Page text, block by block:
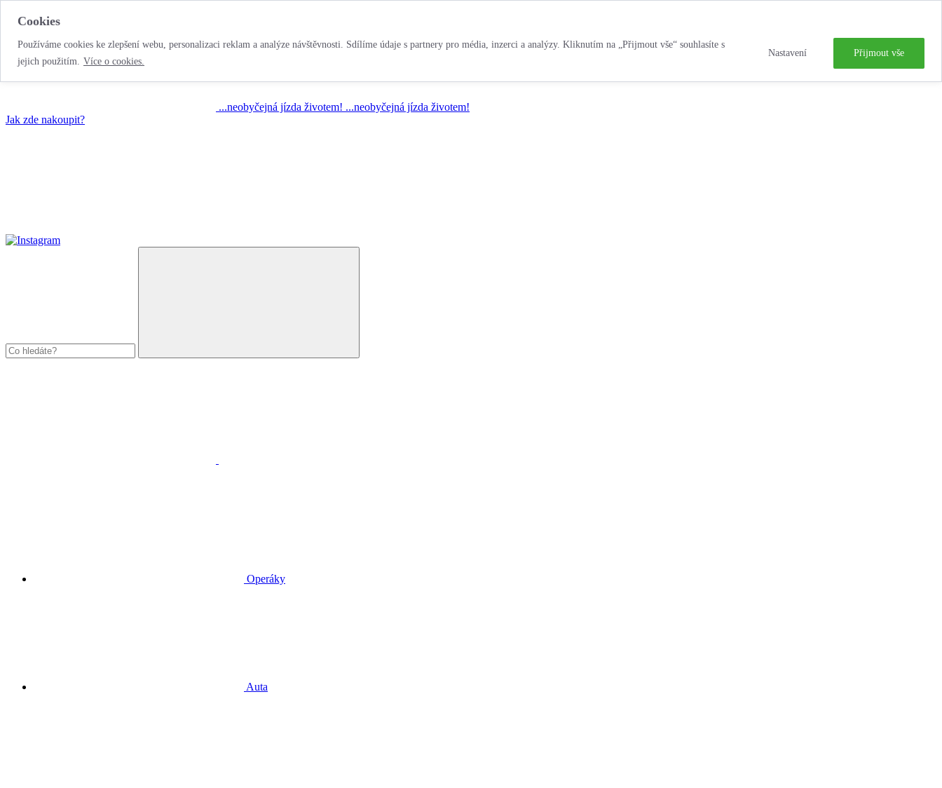
Cookies
Používáme cookies ke zlepšení webu, personalizaci reklam a analýze návštěvnosti. Sdílíme údaje s partnery pro média, inzerci a analýzy. Kliknutím na „Přijmout vše“ souhlasíte s
jejich použitím. Více o cookies.
Nastavení Přijmout vše
...neobyčejná jízda životem! ...neobyčejná jízda životem!
Jak zde nakoupit?
Operáky
Auta